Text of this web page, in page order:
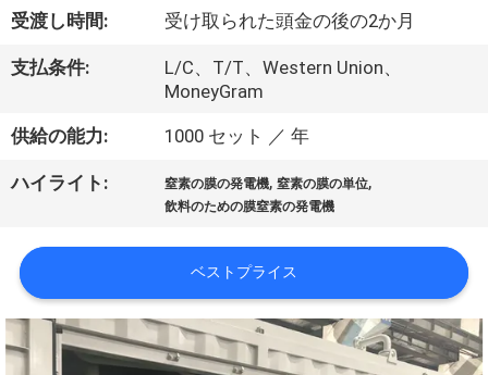
つ
い
工
見
学
受渡し時間: 受け取られた頭金の後の2か月
支払条件:
L/C、T/T、Western Union、
MoneyGram
供給の能力: 1000 セット ／ 年
ハイライト: 窒素の膜の発電機,窒素の膜の単位,
飲料のための膜窒素の発電機
ベストプライス